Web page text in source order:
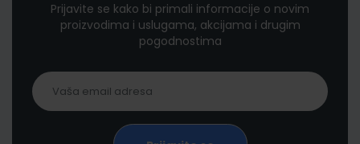
Prijavite se kako bi primali informacije o novim
proizvodima i uslugama, akcijama i drugim
pogodnostima